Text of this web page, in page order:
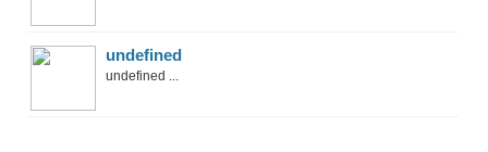
undefined
undefined ...